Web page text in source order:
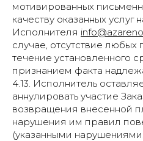
мотивированных
качеству оказанных услуг
Исполнителя
случае, отсутствие
течение установленного
признанием факта
4.13. Исполнитель
аннулировать участие
возвращения внесенной
нарушения им правил
(указанными